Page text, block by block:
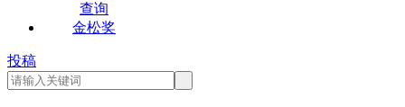
查询
金松奖
投稿